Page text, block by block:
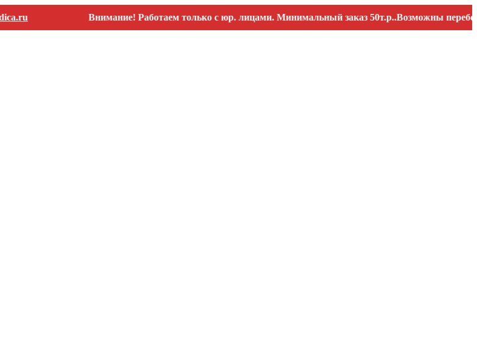
Внимание! Работаем только с юр. лицами. Минимальный заказ 50т.р..Возможны перебои со